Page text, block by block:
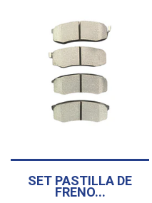
SET PASTILLA DE
FRENO...